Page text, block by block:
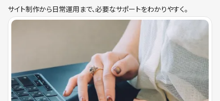
サイト制作から日常運用まで、必要なサポートをわかりやすく。